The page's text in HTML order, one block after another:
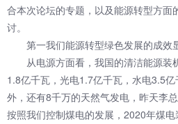
合本次论坛的专题，以及能源转型方面
讨。
第一我们能源转型绿色发展的成效显
从电源方面看，我国的清洁能源装
1.8亿千瓦，光电1.7亿千瓦，水电3.5
外，还有8千万的天然气发电，昨天李
按照我们控制煤电的发展，2020年煤